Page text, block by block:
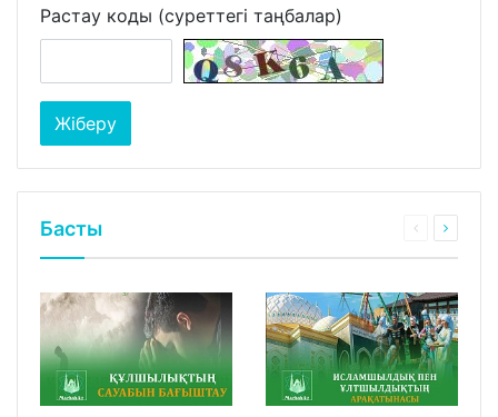
Растау коды (суреттегі таңбалар)
Басты